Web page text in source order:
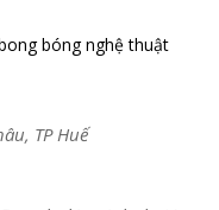
bóng nghệ thuật
TP Huế